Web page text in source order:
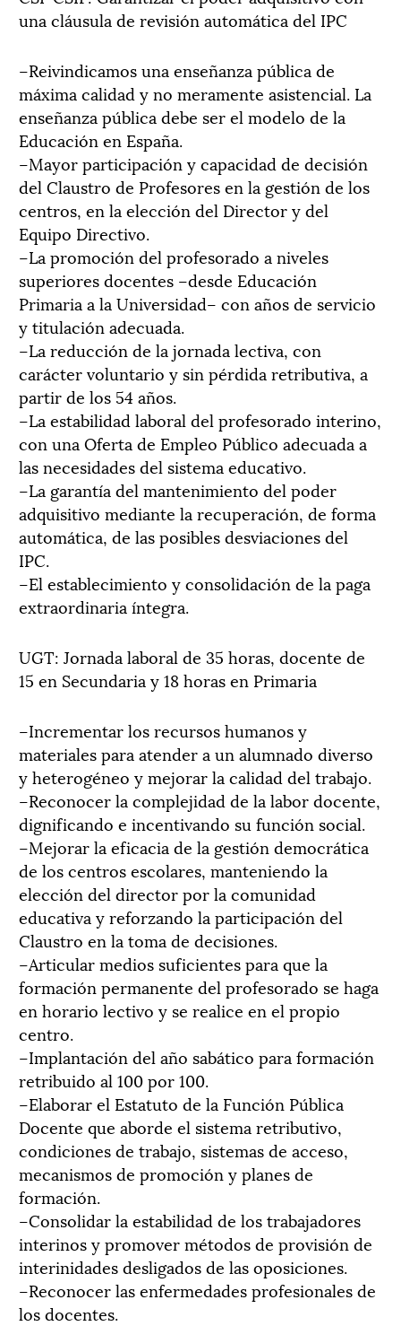
una cláusula de revisión automática del IPC
–Reivindicamos una enseñanza pública de
máxima calidad y no meramente asistencial. La
enseñanza pública debe ser el modelo de la
Educación en España.
–Mayor participación y capacidad de decisión
del Claustro de Profesores en la gestión de los
centros, en la elección del Director y del
Equipo Directivo.
–La promoción del profesorado a niveles
superiores docentes –desde Educación
Primaria a la Universidad– con años de servicio
y titulación adecuada.
–La reducción de la jornada lectiva, con
carácter voluntario y sin pérdida retributiva, a
partir de los 54 años.
–La estabilidad laboral del profesorado interino,
con una Oferta de Empleo Público adecuada a
las necesidades del sistema educativo.
–La garantía del mantenimiento del poder
adquisitivo mediante la recuperación, de forma
automática, de las posibles desviaciones del
IPC.
–El establecimiento y consolidación de la paga
extraordinaria íntegra.
UGT: Jornada laboral de 35 horas, docente de
15 en Secundaria y 18 horas en Primaria
–Incrementar los recursos humanos y
materiales para atender a un alumnado diverso
y heterogéneo y mejorar la calidad del trabajo.
–Reconocer la complejidad de la labor docente,
dignificando e incentivando su función social.
–Mejorar la eficacia de la gestión democrática
de los centros escolares, manteniendo la
elección del director por la comunidad
educativa y reforzando la participación del
Claustro en la toma de decisiones.
–Articular medios suficientes para que la
formación permanente del profesorado se haga
en horario lectivo y se realice en el propio
centro.
–Implantación del año sabático para formación
retribuido al 100 por 100.
–Elaborar el Estatuto de la Función Pública
Docente que aborde el sistema retributivo,
condiciones de trabajo, sistemas de acceso,
mecanismos de promoción y planes de
formación.
–Consolidar la estabilidad de los trabajadores
interinos y promover métodos de provisión de
interinidades desligados de las oposiciones.
–Reconocer las enfermedades profesionales de
los docentes.